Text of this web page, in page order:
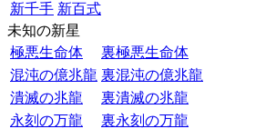
新千手 新百式
未知の新星
極悪生命体
裏極悪生命体
混沌の億兆龍 裏混沌の億兆龍
潰滅の兆龍
裏潰滅の兆龍
永刻の万龍
裏永刻の万龍